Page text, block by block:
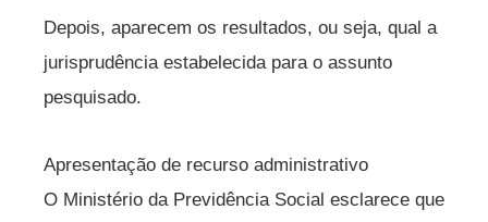
Depois, aparecem os resultados, ou seja, qual a
jurisprudência estabelecida para o assunto
pesquisado.
Apresentação de recurso administrativo
O Ministério da Previdência Social esclarece que